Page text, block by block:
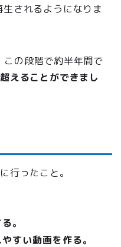
されるようになりま
の段階で約半年間で
えることができまし
行ったこと。
。
すい動画を作る。